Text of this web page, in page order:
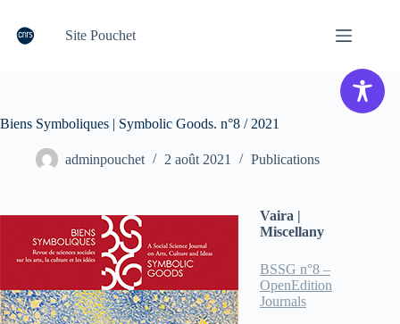
contenu
Site Pouchet
Biens Symboliques | Symbolic Goods. n°8 / 2021
adminpouchet 2 août 2021 Publications
Vaira |
Miscellany
BSSG n°8 –
OpenEdition
Journals